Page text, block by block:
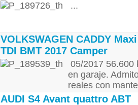
...
VOLKSWAGEN CADDY
TDI BMT 2017 Camper
05/2017 56.600
en garaje.
reales con
AUDI S4 Avant quattro ABT